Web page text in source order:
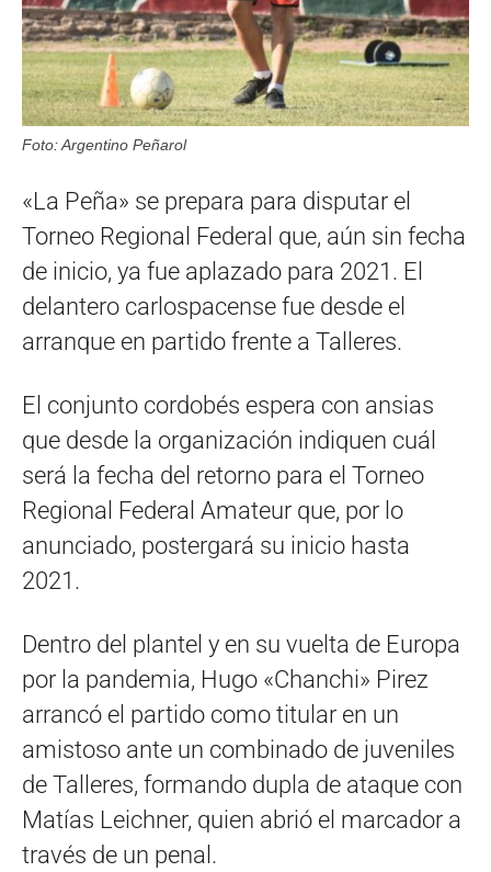
Foto: Argentino Peñarol
«La Peña» se prepara para disputar el
Torneo Regional Federal que, aún sin fecha
de inicio, ya fue aplazado para 2021. El
delantero carlospacense fue desde el
arranque en partido frente a Talleres.
El conjunto cordobés espera con ansias
que desde la organización indiquen cuál
será la fecha del retorno para el Torneo
Regional Federal Amateur que, por lo
anunciado, postergará su inicio hasta
2021.
Dentro del plantel y en su vuelta de Europa
por la pandemia, Hugo «Chanchi» Pirez
arrancó el partido como titular en un
amistoso ante un combinado de juveniles
de Talleres, formando dupla de ataque con
Matías Leichner, quien abrió el marcador a
través de un penal.